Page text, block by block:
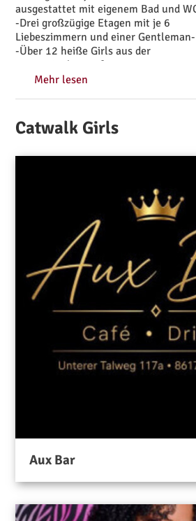
ausgestattet mit eigenem Bad und
-Drei großzügige Etagen mit je 6
Liebeszimmern und einer
-Über 12 heiße Girls aus der
ganzen Welt – zu fairen Preisen
ausschließlich auf eigene Rechnung
selbstständig angestellten
Mehr lesen
Catwalk Girls
Aux Bar